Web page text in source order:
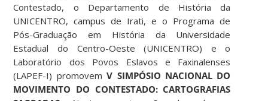
Contestado, o Departamento de História da
UNICENTRO, campus de Irati, e o Programa de
Pós-Graduação em História da Universidade
Estadual do Centro-Oeste (UNICENTRO) e o
Laboratório dos Povos Eslavos e Faxinalenses
(LAPEF-I) promovemV SIMPÓSIO NACIONAL DO
MOVIMENTO DO CONTESTADO: CARTOGRAFIAS